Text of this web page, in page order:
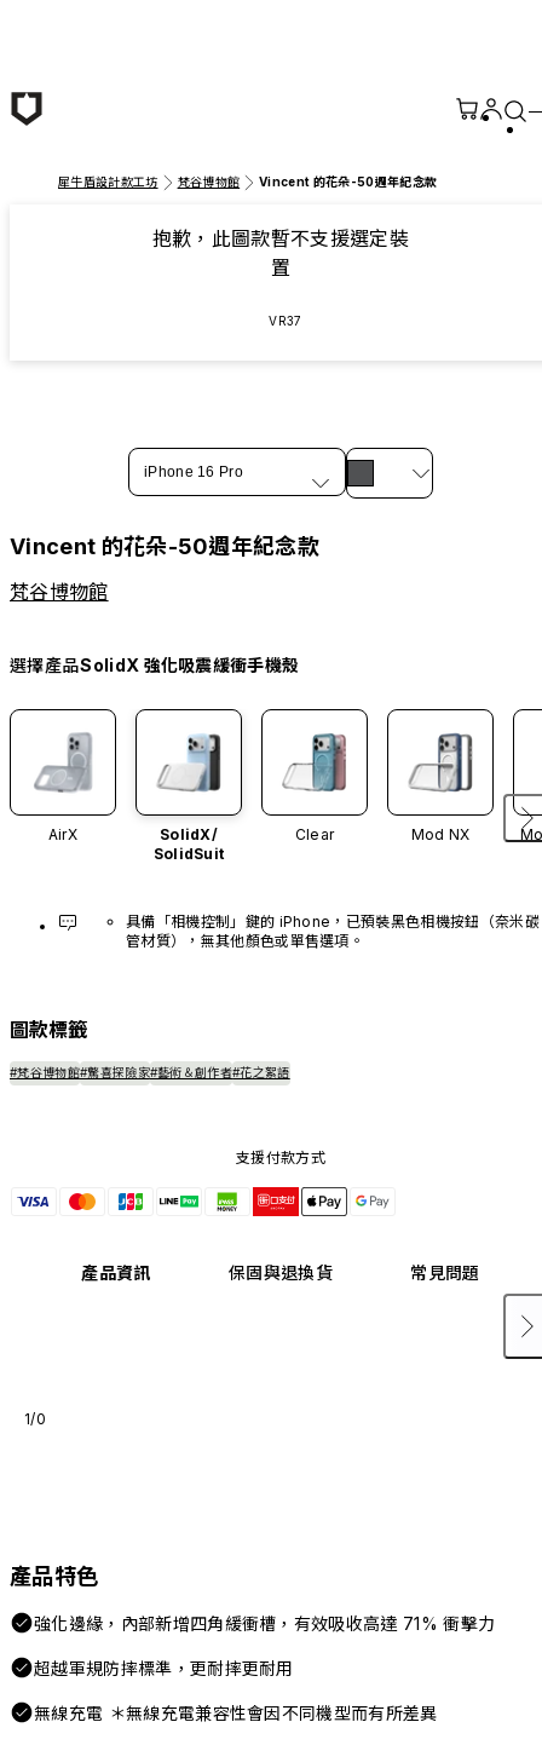
犀牛盾設計款工坊 梵谷博物館 Vincent 的花朵-50週年紀念款
抱歉，此圖款暫不支援選定裝
置
VR37
iPhone 16 Pro
Vincent 的花朵-50週年紀念款
梵谷博物館
選擇產品SolidX 強化吸震緩衝手機殼
AirX
SolidX/
SolidSuit
Clear Mod NX
具備「相機控制」鍵的 iPhone，已預裝黑色相機按鈕（奈米碳
管材質），無其他顏色或單售選項。
圖款標籤
#梵谷博物館#驚喜探險家#藝術＆創作者#花之絮語
支援付款方式
產品資訊 保固與退換貨 常見問題
1/0
產品特色
強化邊緣，內部新增四角緩衝槽，有效吸收高達 71% 衝擊力
超越軍規防摔標準，更耐摔更耐用
無線充電 ＊無線充電兼容性會因不同機型而有所差異